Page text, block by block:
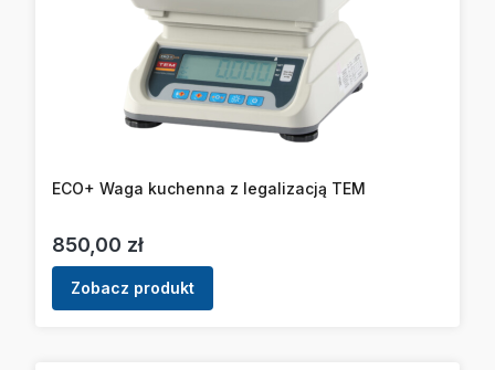
ECO+ Waga kuchenna z legalizacją TEM
Cena
850,00 zł
Zobacz produkt